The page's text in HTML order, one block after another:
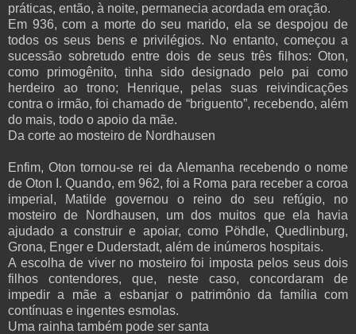
práticas, então, à noite, permanecia acordada em oração.
Em 936, com a morte do seu marido, ela se despojou de
todos os seus bens e privilégios. No entanto, começou a
sucessão sobretudo entre dois de seus três filhos: Oton,
como primogênito, tinha sido designado pelo pai como
herdeiro ao trono; Henrique, pelas suas reivindicações
contra o irmão, foi chamado de “briguento”, recebendo, além
do mais, todo o apoio da mãe.
Da corte ao mosteiro de Nordhausen
Enfim, Oton tornou-se rei da Alemanha recebendo o nome
de Oton I. Quando, em 962, foi a Roma para receber a coroa
imperial, Matilde governou o reino do seu refúgio, no
mosteiro de Nordhausen, um dos muitos que ela havia
ajudado a construir e apoiar, como Pöhdle, Quedlinburg,
Grona, Enger e Duderstadt, além de inúmeros hospitais.
A escolha de viver no mosteiro foi imposta pelos seus dois
filhos contendores, que, neste caso, concordaram de
impedir a mãe a esbanjar o patrimônio da família com
contínuas e ingentes esmolas.
Uma rainha também pode ser santa